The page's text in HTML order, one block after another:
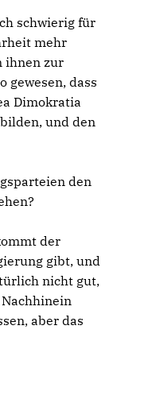
schwierig für
mehr
ihnen zur
gewesen, dass
Dimokratia
und den
den
der
gibt, und
nicht gut,
aber das